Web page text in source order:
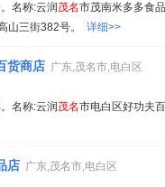
名称:云润 茂名市茂南米多多食
山三街382号。 详细>>
货商店 广东,茂名市,电白区
名称:云润 茂名市电白区好功夫
店 广东,茂名市,电白区